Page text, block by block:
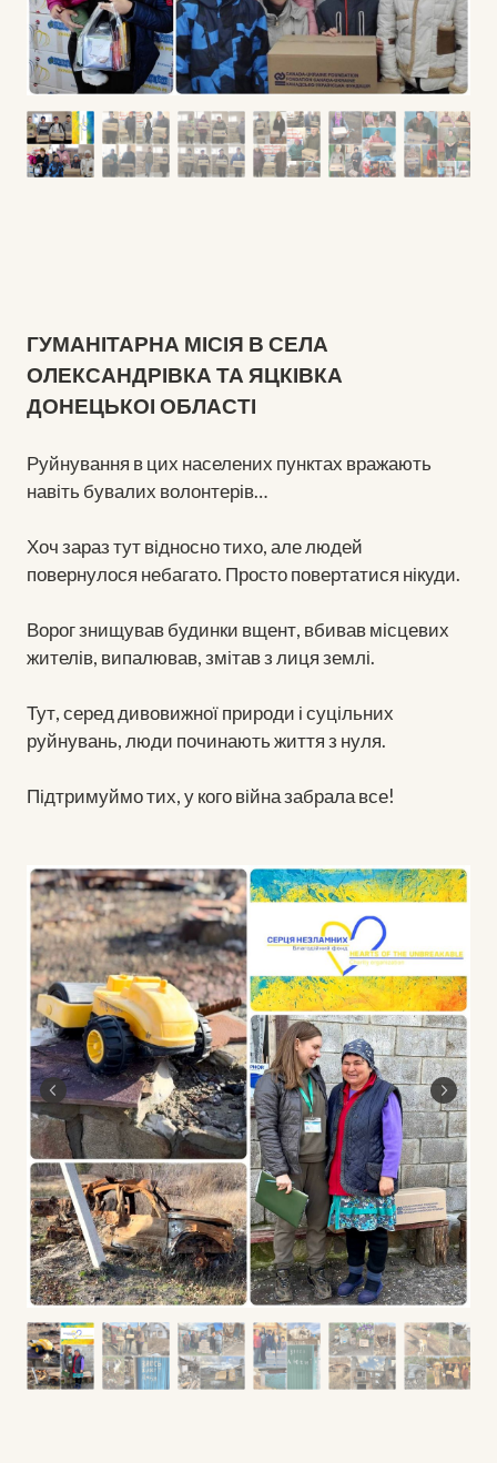
ГУМАНІТАРНА МІСІЯ В СЕЛА
ОЛЕКСАНДРІВКА ТА ЯЦКІВКА
ДОНЕЦЬКОІ ОБЛАСТІ
Руйнування в цих населених пунктах вражають
навіть бувалих волонтерів…
Хоч зараз тут відносно тихо, але людей
повернулося небагато. Просто повертатися нікуди.
Ворог знищував будинки вщент, вбивав місцевих
жителів, випалював, змітав з лиця землі.
Тут, серед дивовижної природи і суцільних
руйнувань, люди починають життя з нуля.
Підтримуймо тих, у кого війна забрала все!